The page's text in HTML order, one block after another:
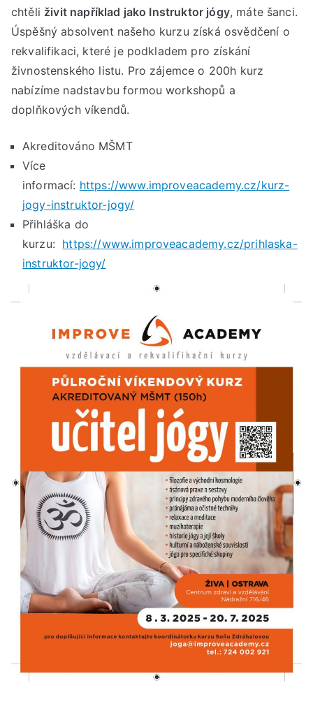
chtěli živit například jako Instruktor jógy, máte šanci.
Úspěšný absolvent našeho kurzu získá osvědčení o
rekvalifikaci, které je podkladem pro získání
živnostenského listu. Pro zájemce o 200h kurz
nabízíme nadstavbu formou workshopů a
doplňkových víkendů.
Akreditováno MŠMT
Více
informací: https://www.improveacademy.cz/kurz-
jogy-instruktor-jogy/
Přihláška do
kurzu: https://www.improveacademy.cz/prihlaska-
instruktor-jogy/